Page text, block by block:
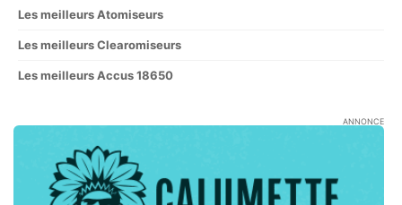
Les meilleurs Atomiseurs
Les meilleurs Clearomiseurs
Les meilleurs Accus 18650
ANNONCE